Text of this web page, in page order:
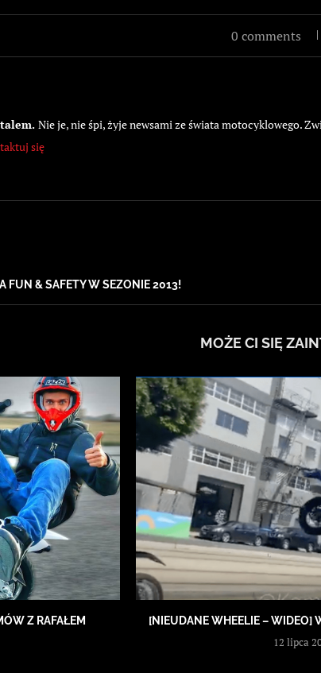
0 comments
Nie je, nie śpi, żyje newsami ze świata motocyklowego.
się
FUN & SAFETY W SEZONIE 2013!
MOŻE CI SIĘ
Z RAFAŁEM
[NIEUDANE WHEELIE – WIDEO]
12 lipca